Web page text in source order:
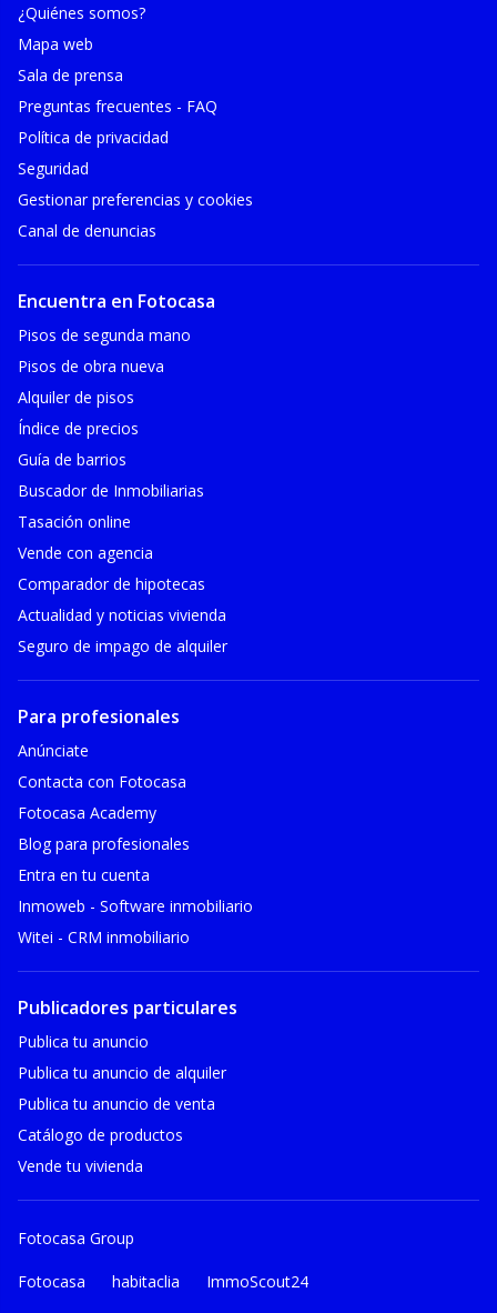
¿Quiénes somos?
Mapa web
Sala de prensa
Preguntas frecuentes - FAQ
Política de privacidad
Seguridad
Gestionar preferencias y cookies
Canal de denuncias
Encuentra en Fotocasa
Pisos de segunda mano
Pisos de obra nueva
Alquiler de pisos
Índice de precios
Guía de barrios
Buscador de Inmobiliarias
Tasación online
Vende con agencia
Comparador de hipotecas
Actualidad y noticias vivienda
Seguro de impago de alquiler
Para profesionales
Anúnciate
Contacta con Fotocasa
Fotocasa Academy
Blog para profesionales
Entra en tu cuenta
Inmoweb - Software inmobiliario
Witei - CRM inmobiliario
Publicadores particulares
Publica tu anuncio
Publica tu anuncio de alquiler
Publica tu anuncio de venta
Catálogo de productos
Vende tu vivienda
Fotocasa Group
Fotocasa habitaclia ImmoScout24